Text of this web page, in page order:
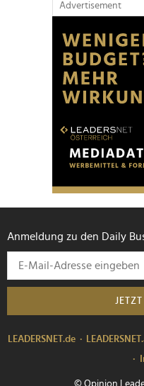
Advertisement
Anmeldung zu den Daily
LEADERSNET.de